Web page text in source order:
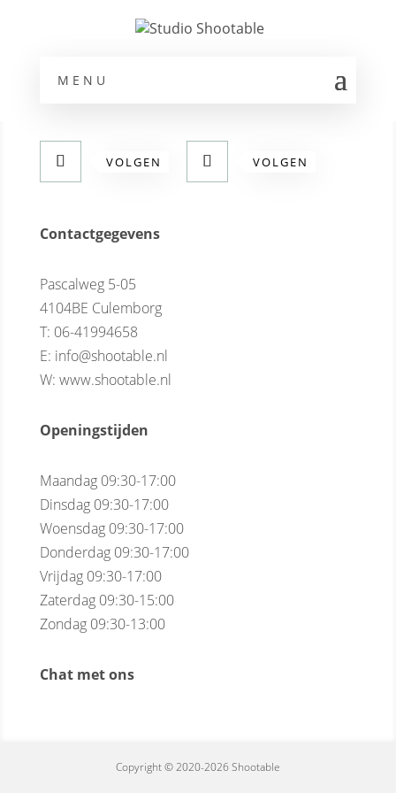
MENU
VOLGEN VOLGEN
Contactgegevens
Pascalweg 5-05
4104BE Culemborg
T: 06-41994658
E: info@shootable.nl
W: www.shootable.nl
Openingstijden
Maandag 09:30-17:00
Dinsdag 09:30-17:00
Woensdag 09:30-17:00
Donderdag 09:30-17:00
Vrijdag 09:30-17:00
Zaterdag 09:30-15:00
Zondag 09:30-13:00
Chat met ons
Copyright © 2020-2026 Shootable